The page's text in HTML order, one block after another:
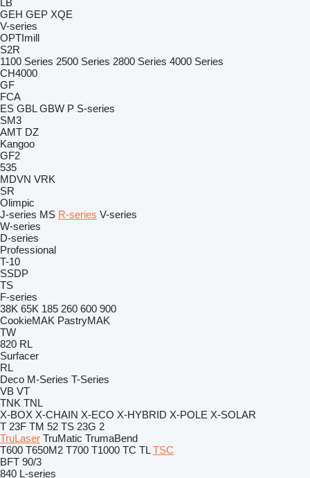
LB
GEH GEP XQE
V-series
OPTImill
S2R
1100 Series 2500 Series 2800 Series 4000 Series
CH4000
GF
FCA
ES GBL GBW P S-series
SM3
AMT DZ
Kangoo
GF2
535
MDVN VRK
SR
Olimpic
J-series MS R-series V-series
W-series
D-series
Professional
T-10
SSDP
TS
F-series
38K 65K 185 260 600 900
CookieMAK PastryMAK
TW
820 RL
Surfacer
RL
Deco M-Series T-Series
VB VT
TNK TNL
X-BOX X-CHAIN X-ECO X-HYBRID X-POLE X-SOLAR
T 23F TM 52 TS 23G 2
TruLaser TruMatic TrumaBend
T600 T650M2 T700 T1000 TC TL TSC
BFT 90/3
840 L-series